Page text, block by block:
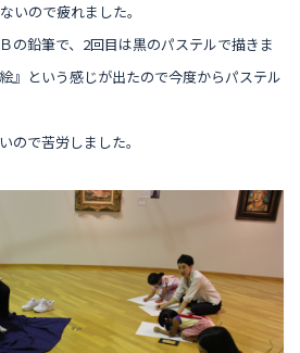
いので疲れました。
の鉛筆で、2回目は黒のパステルで描きま
』という感じが出たので今度からパステル
ので苦労しました。